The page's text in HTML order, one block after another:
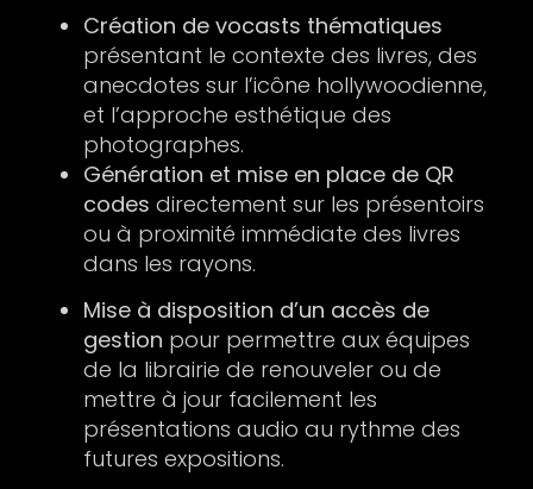
Création de vocasts thématiques
présentant le contexte des livres, des
anecdotes sur l’icône hollywoodienne,
et l’approche esthétique des
photographes.
Génération et mise en place de QR
codes directement sur les présentoirs
ou à proximité immédiate des livres
dans les rayons.
Mise à disposition d’un accès de
gestion pour permettre aux équipes
de la librairie de renouveler ou de
mettre à jour facilement les
présentations audio au rythme des
futures expositions.